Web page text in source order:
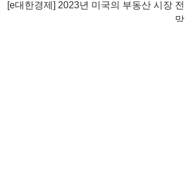
[e대한경제] 2023년 미국의 부동산 시장 전
망